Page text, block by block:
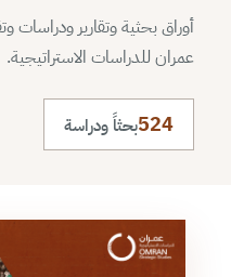
أوراق بحثية وتقارير
عمران للدراسات الاستراتيجية.
524بحثاً ودراسة